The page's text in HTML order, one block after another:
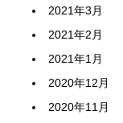
2021年3月
2021年2月
2021年1月
2020年12月
2020年11月